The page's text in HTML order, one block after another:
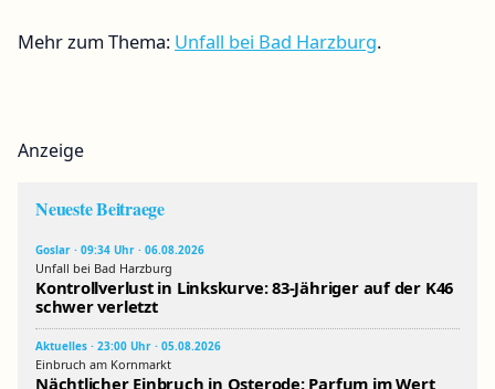
Mehr zum Thema: Unfall bei Bad Harzburg.
Anzeige
Neueste Beitraege
Goslar · 09:34 Uhr · 06.08.2026
Unfall bei Bad Harzburg
Kontrollverlust in Linkskurve: 83-Jähriger auf der K46
schwer verletzt
Aktuelles · 23:00 Uhr · 05.08.2026
Einbruch am Kornmarkt
Nächtlicher Einbruch in Osterode: Parfum im Wert